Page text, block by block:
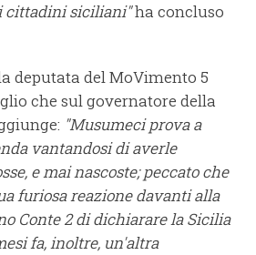
siciliani"ha concluso
deputata del MoVimento 5
che sul governatore della
"Musumeci prova a
vantandosi di averle
e mai nascoste; peccato che
furiosa reazione davanti alla
Conte 2 di dichiarare la Sicilia
fa, inoltre, un'altra